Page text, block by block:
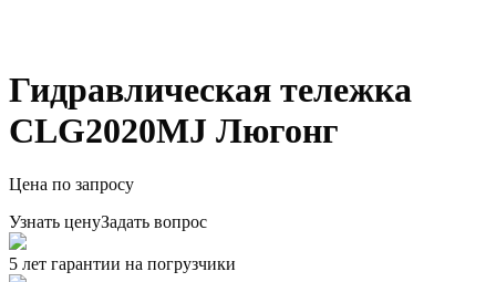
Гидравлическая тележка
CLG2020MJ Люгонг
Цена по запросу
Узнать ценуЗадать вопрос
5 лет гарантии на погрузчики